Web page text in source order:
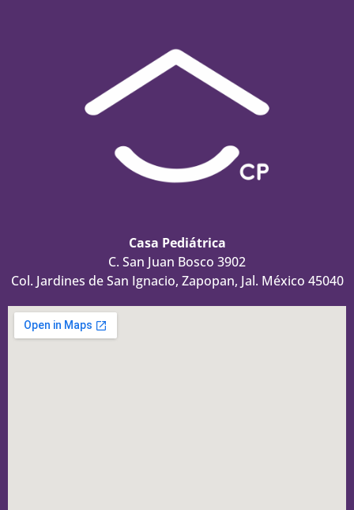
Casa Pediátrica
C. San Juan Bosco 3902
Col. Jardines de San Ignacio, Zapopan, Jal. México 45040